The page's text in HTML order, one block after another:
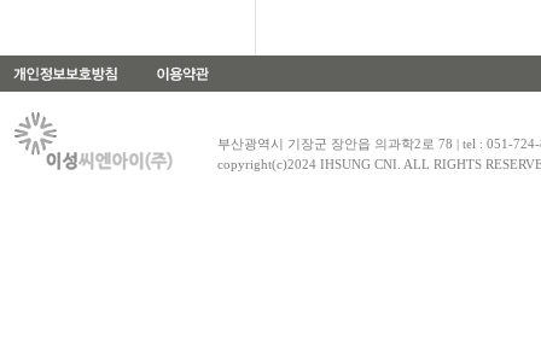
부산광역시 기장군 장안읍 의과학2로 78 | tel : 051-
copyright(c)2024 IHSUNG CNI. ALL RIGHTS